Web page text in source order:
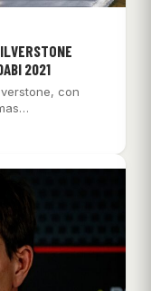
2021
con